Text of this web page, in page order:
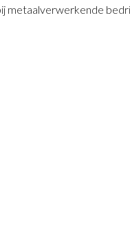
metaalverwerkende